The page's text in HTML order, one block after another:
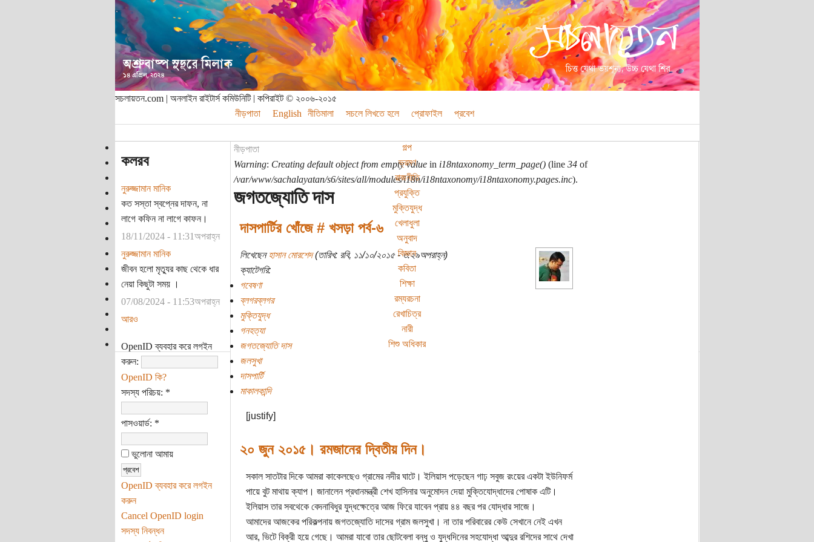
সচলায়তন.com | অনলাইন রাইটার্স কমিউনিটি | কপিরাইট © ২০০৬-২০১৫
নীড়পাতা
English নীতিমালা সচলে লিখতে হলে প্রোফাইল প্রবেশ
গল্প
ভ্রমণ
রাজনীতি
প্রযুক্তি
মুক্তিযুদ্ধ
খেলাধুলা
অনুবাদ
বিজ্ঞান
কবিতা
শিক্ষা
রম্যরচনা
রেখাচিত্র
নারী
শিশু অধিকার
কলরব
নুরুজ্জামান মানিক
কত সস্তা স্বপ্নের দাফন, না
লাগে কফিন না লাগে কাফন।
18/11/2024 - 11:31অপরাহ্ন
নুরুজ্জামান মানিক
জীবন হলো মৃত্যুর কাছ থেকে ধার
নেয়া কিছুটা সময় ।
07/08/2024 - 11:53অপরাহ্ন
আরও
OpenID ব্যবহার করে লগইন
করুন:
OpenID কি?
সদস্য পরিচয়: *
পাসওয়ার্ড: *
ভুলোনা আমায়
OpenID ব্যবহার করে লগইন
করুন
Cancel OpenID login
সদস্য নিবন্ধন
নীড়পাতা
Warning: Creating default object from empty valuein i18ntaxonomy_term_page()(line 34of
/var/www/sachalayatan/s6/sites/all/modules/i18n/i18ntaxonomy/i18ntaxonomy.pages.inc).
জগতজ্যোতি দাস
দাসপার্টির খোঁজে # খসড়া পর্ব-৬
লিখেছেনহাসান মোরশেদ(তারিখ: রবি, ১১/১০/২০১৫ - ৩:২৯অপরাহ্ন)
ক্যাটেগরি:
গবেষণা
ব্লগরব্লগর
মুক্তিযুদ্ধ
গনহত্যা
জগতজ্যোতি দাস
জলসুখা
দাসপার্টি
মাকালকান্দি
[justify]
২০ জুন ২০১৫। রমজানের দ্বিতীয় দিন।
সকাল সাতটার দিকে আমরা কাকেলছেও গ্রামের নদীর ঘাটে। ইলিয়াস পড়েছেন গাঢ় সবুজ রংয়ের একটা ইউনিফর্ম
পায়ে বুট মাথায় ক্যাপ। জানালেন প্রধানমন্ত্রী শেখ হাসিনার অনুমোদন দেয়া মুক্তিযোদ্ধাদের পোষাক এটি।
ইলিয়াস তার সবথেকে বেদনাবিধুর যুদ্ধক্ষেত্রে আজ ফিরে যাবেন প্রায় ৪৪ বছর পর যোদ্ধার সাজে।
আমাদের আজকের পরিকল্পনায় জগতজ্যোতি দাসের গ্রাম জলসুখা। না তার পরিবারের কেউ সেখানে নেই এখন
আর, ভিটে বিক্রী হয়ে গেছে। আমরা যাবো তার ছোটবেলা বন্ধু ও যুদ্ধদিনের সহযোদ্ধা আব্দুর রশিদের সাথে দেখা